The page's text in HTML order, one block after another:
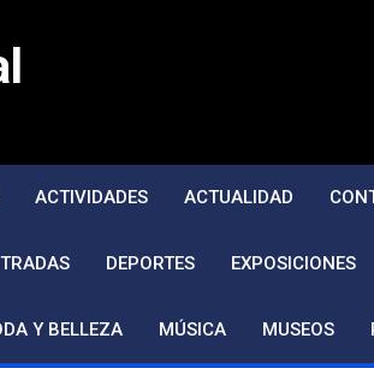
ACTIVIDADES ACTUALIDAD
DEPORTES EXPOSICIONES
Y BELLEZA MÚSICA MUSEOS